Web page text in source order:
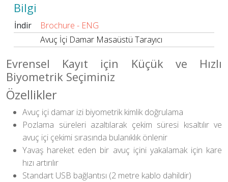
Bilgi
İndir
Brochure - ENG
Avuç İçi Damar Masaüstü Tarayıcı
Evrensel Kayıt için Küçük ve Hızlı
Biyometrik Seçiminiz
Özellikler
Avuç içi damar izi biyometrik kimlik doğrulama
Pozlama süreleri azaltılarak çekim süresi kısaltılır ve
avuç içi çekimi sırasında bulanıklık önlenir
Yavaş hareket eden bir avuç içini yakalamak için kare
hızı artırılır
Standart USB bağlantısı (2 metre kablo dahildir)